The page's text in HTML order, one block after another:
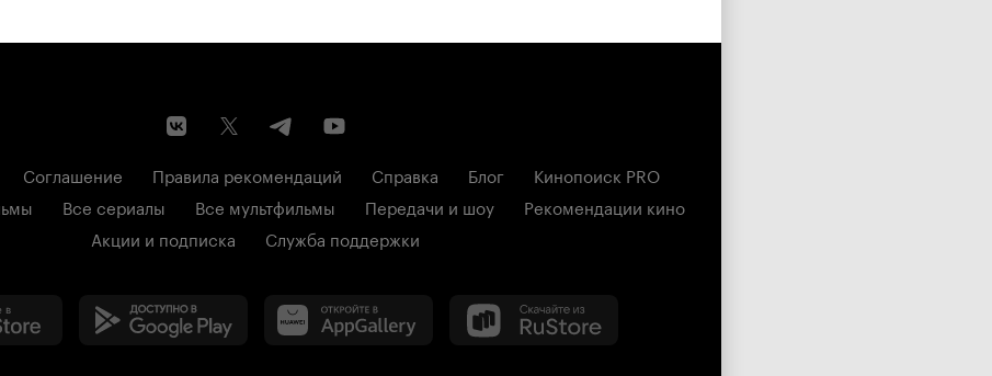
Соглашение Правила рекомендаций Справка Блог
Кинопоиск PRO
Все сериалы Все мультфильмы Передачи и шоу
Рекомендации кино
Акции и подписка
Служба поддержки